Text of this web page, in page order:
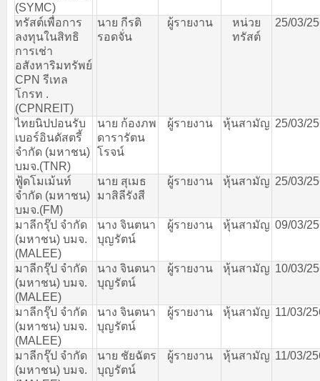
(SYMC)
ทรัสต์เพื่อการ
ลงทุนในสิทธิ
การเช่า
อสังหาริมทรัพย์
CPN รีเทล
โกรท .
(CPNREIT)
นาย กีรติ
รอดจั่น
ผู้รายงาน
หน่วย
ทรัสต์
25/03/
ไทยนิปปอนรับ
เบอร์อินดัสตรี้
จำกัด (มหาชน)
บมจ.(TNR)
นาย ก้องภพ
ดารารัตน
โรจน์
ผู้รายงาน หุ้นสามัญ 25/03/
ฟู้ดโมเม้นท์
จำกัด (มหาชน)
บมจ.(FM)
นาย สุเมธ
มาสิลีรังสี
ผู้รายงาน หุ้นสามัญ 25/03/
มาลีกรุ๊ป จำกัด
(มหาชน) บมจ.
(MALEE)
นาง จินตนา
บุญรัตน์
ผู้รายงาน หุ้นสามัญ 09/03/
มาลีกรุ๊ป จำกัด
(มหาชน) บมจ.
(MALEE)
นาง จินตนา
บุญรัตน์
ผู้รายงาน หุ้นสามัญ 10/03/
มาลีกรุ๊ป จำกัด
(มหาชน) บมจ.
(MALEE)
นาง จินตนา
บุญรัตน์
ผู้รายงาน หุ้นสามัญ 11/03/
มาลีกรุ๊ป จำกัด
(มหาชน) บมจ.
นาย ชัยฉัตร
บุญรัตน์
ผู้รายงาน หุ้นสามัญ 11/03/